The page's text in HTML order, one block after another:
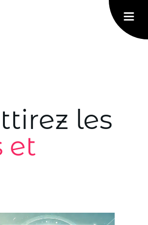
les
et